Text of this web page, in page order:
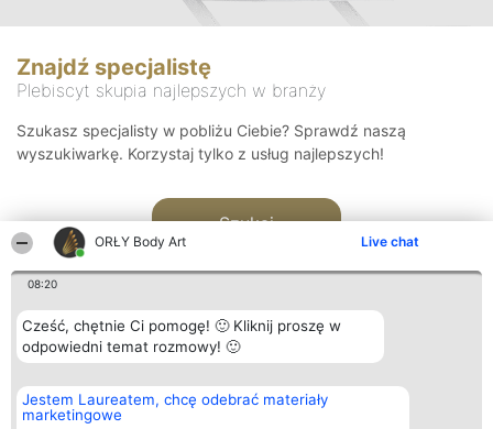
ORŁY Body Art Live chat
08:20
Cześć, chętnie Ci pomogę! 🙂 Kliknij proszę w
odpowiedni temat rozmowy! 🙂
Jestem Laureatem, chcę odebrać materiały
marketingowe
Znajdź specjalistę
Plebiscyt skupia najlepszych w branży
Szukasz specjalisty w pobliżu Ciebie? Sprawdź naszą
wyszukiwarkę. Korzystaj tylko z usług najlepszych!
Szukaj
Organizator plebiscytu
Bright Side Solutions sp. z o.
o. sp. k.
Plebiscyt
Laureaci
Kontakt
Kontakt